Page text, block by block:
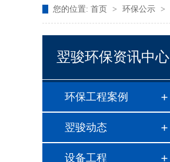
您的位置: 首页 > 环保公示 >
翌骏环保资讯中心
环保工程案例
翌骏动态
设备工程